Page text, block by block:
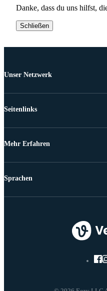
Danke, dass du uns hilfst,
Schließen
Unser Netzwerk
Seitenlinks
Mehr Erfahren
Sprachen